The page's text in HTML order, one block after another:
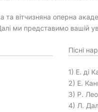
та вітчизняна оперна
ми представимо вашій
Пісні
1) Е. ді
2) Е.
3) Р.
4) Л.